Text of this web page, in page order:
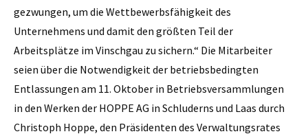
gezwungen, um die Wettbewerbsfähigkeit des
Unternehmens und damit den größten Teil der
Arbeitsplätze im Vinschgau zu sichern.“ Die Mitarbeiter
seien über die Notwendigkeit der betriebsbedingten
Entlassungen am 11. Oktober in Betriebsversammlungen
in den Werken der HOPPE AG in Schluderns und Laas durch
Christoph Hoppe, den Präsidenten des Verwaltungsrates